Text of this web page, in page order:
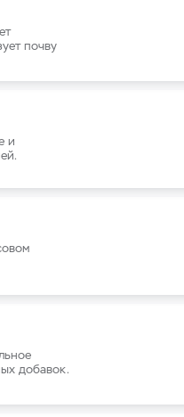
почву
и
добавок.